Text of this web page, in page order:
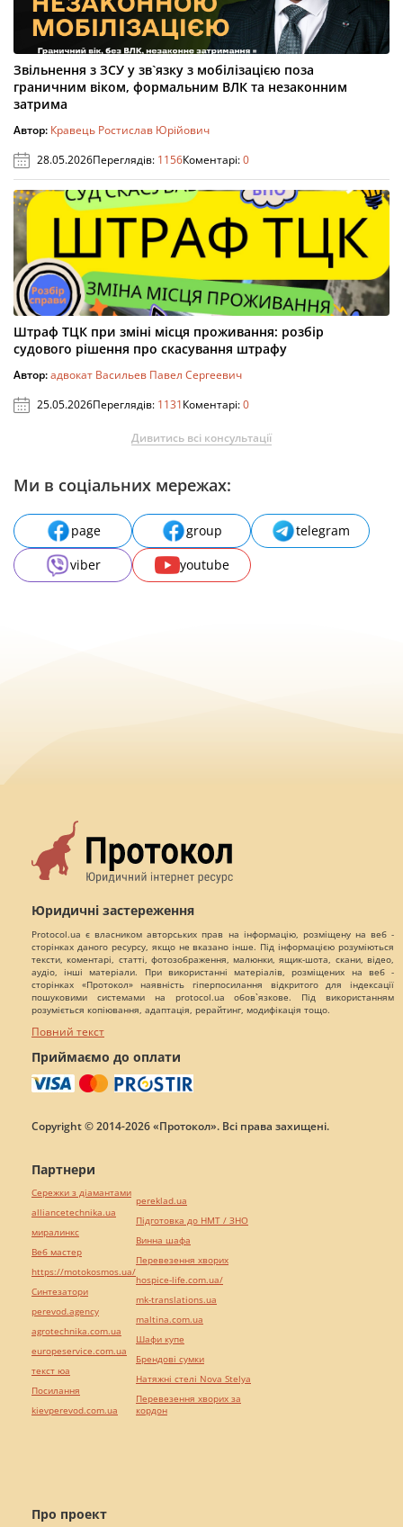
Звільнення з ЗСУ у зв`язку з мобілізацією поза
граничним віком, формальним ВЛК та незаконним
затрима
Автор: Кравець Ростислав Юрійович
28.05.2026Переглядів: 1156Коментарі:0
Штраф ТЦК при зміні місця проживання: розбір
судового рішення про скасування штрафу
Автор:адвокат Васильев Павел Сергеевич
25.05.2026Переглядів: 1131Коментарі:0
Дивитись всі консультації
Ми в соціальних мережах:
page group
telegram
viber
youtube
Юридичні застереження
Protocol.ua є власником авторських прав на інформацію, розміщену на веб -
сторінках даного ресурсу, якщо не вказано інше. Під інформацією розуміються
тексти, коментарі, статті, фотозображення, малюнки, ящик-шота, скани, відео,
аудіо, інші матеріали. При використанні матеріалів, розміщених на веб -
сторінках «Протокол» наявність гіперпосилання відкритого для індексації
пошуковими системами на protocol.ua обов`язкове. Під використанням
розуміється копіювання, адаптація, рерайтинг, модифікація тощо.
Повний текст
Приймаємо до оплати
Copyright © 2014-2026 «Протокол». Всі права захищені.
Про проект
Партнери
Сережки з діамантами
alliancetechnika.ua
миралинкс
Веб мастер
https://motokosmos.ua/
Синтезатори
perevod.agency
agrotechnika.com.ua
europeservice.com.ua
текст юа
Посилання
kievperevod.com.ua
pereklad.ua
Підготовка до НМТ / ЗНО
Винна шафа
Перевезення хворих
hospice-life.com.ua/
mk-translations.ua
maltina.com.ua
Шафи купе
Брендові сумки
Натяжні стелі Nova Stelya
Перевезення хворих за
кордон